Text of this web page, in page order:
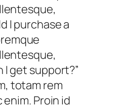
I purchase a
get support?”
totam rem
Proin id